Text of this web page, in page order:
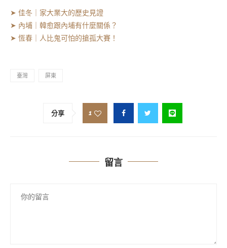
➤ 佳冬｜家大業大的歷史見證
➤ 內埔｜韓愈跟內埔有什麼關係？
➤ 恆春｜人比鬼可怕的搶孤大賽！
臺灣 屏東
分享 1
留言